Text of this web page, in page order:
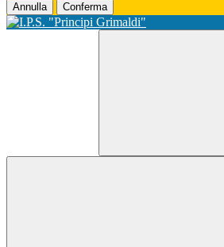
Annulla Conferma